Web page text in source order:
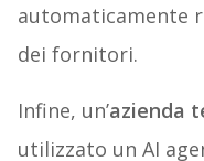
automaticamente
dei fornitori.
Infine, un’azienda
utilizzato un AI